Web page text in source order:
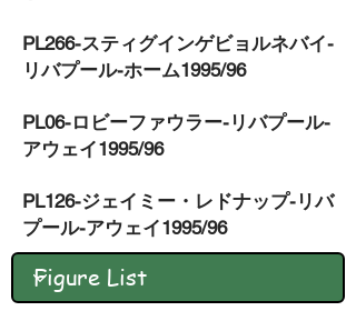
PL266-スティグインゲビョルネバイ-
リバプール-ホーム1995/96
PL06-ロビーファウラー-リバプール-
アウェイ1995/96
PL126-ジェイミー・レドナップ-リバ
プール-アウェイ1995/96